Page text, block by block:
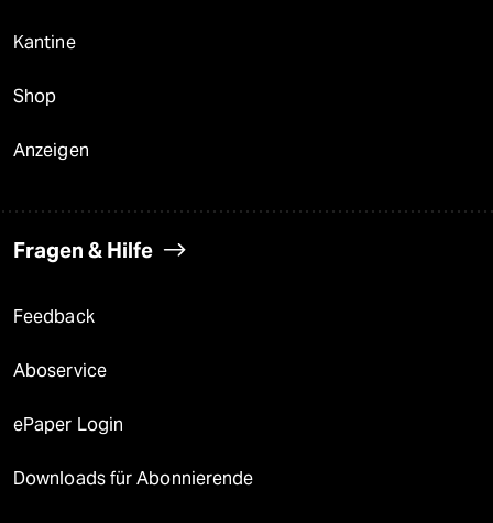
Kantine
Shop
Anzeigen
Fragen & Hilfe
Feedback
Aboservice
ePaper Login
Downloads für Abonnierende